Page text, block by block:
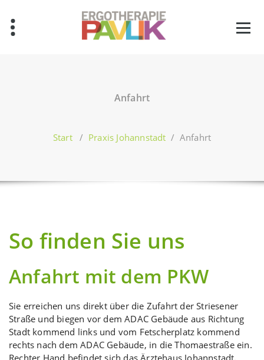
Inhalt
springen
Anfahrt
Start/ Praxis Johannstadt / Anfahrt
So finden Sie uns
Anfahrt mit dem PKW
Sie erreichen uns direkt über die Zufahrt der Striesener
Straße und biegen vor dem ADAC Gebäude aus Richtung
Stadt kommend links und vom Fetscherplatz kommend
rechts nach dem ADAC Gebäude, in die Thomaestraße ein.
Rechter Hand befindet sich das Ärztehaus Johannstadt.